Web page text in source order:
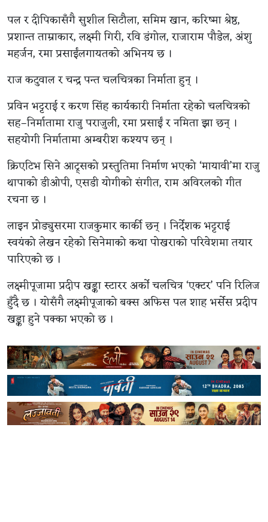
पल र दीपिकासँगै सुशील सिटौला, समिम खान, करिष्मा श्रेष्ठ,
प्रशान्त ताम्राकार, लक्ष्मी गिरी, रवि डंगोल, राजाराम पौडेल, अंशु
महर्जन, रमा प्रसाईंलगायतको अभिनय छ ।
राज कटुवाल र चन्द्र पन्त चलचित्रका निर्माता हुन् ।
प्रविन भट्टराई र करण सिंह कार्यकारी निर्माता रहेको चलचित्रको
सह–निर्मातामा राजु पराजुली, रमा प्रसाईं र नमिता झा छन् ।
सहयोगी निर्मातामा अम्बरीश कश्यप छन् ।
क्रिएटिभ सिने आट्र्सको प्रस्तुतिमा निर्माण भएको ‘मायावी’मा राजु
थापाको डीओपी, एसडी योगीको संगीत, राम अविरलको गीत
रचना छ ।
लाइन प्रोड्युसरमा राजकुमार कार्की छन् । निर्देशक भट्टराई
स्वयंको लेखन रहेको सिनेमाको कथा पोखराको परिवेशमा तयार
पारिएको छ ।
लक्ष्मीपूजामा प्रदीप खड्का स्टारर अर्को चलचित्र ‘एक्टर’ पनि रिलिज
हुँदै छ । योसँगै लक्ष्मीपूजाको बक्स अफिस पल शाह भर्सेस प्रदीप
खड्का हुने पक्का भएको छ ।